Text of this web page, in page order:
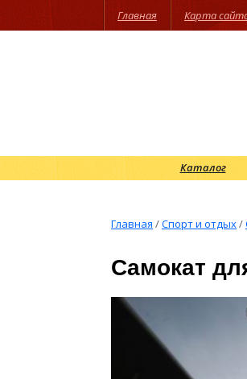
Главная Карта
Каталог
Главная /Спорт и отдых/
Самокат